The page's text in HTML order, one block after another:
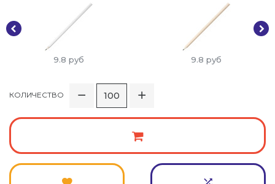
9.8 руб 9.8 руб
КОЛИЧЕСТВО